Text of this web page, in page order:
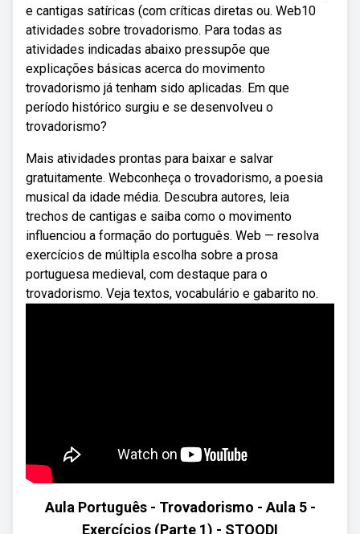
e cantigas satíricas (com críticas diretas ou. Web10
atividades sobre trovadorismo. Para todas as
atividades indicadas abaixo pressupõe que
explicações básicas acerca do movimento
trovadorismo já tenham sido aplicadas. Em que
período histórico surgiu e se desenvolveu o
trovadorismo?
Mais atividades prontas para baixar e salvar
gratuitamente. Webconheça o trovadorismo, a poesia
musical da idade média. Descubra autores, leia
trechos de cantigas e saiba como o movimento
influenciou a formação do português. Web — resolva
exercícios de múltipla escolha sobre a prosa
portuguesa medieval, com destaque para o
trovadorismo. Veja textos, vocabulário e gabarito no.
Aula Português - Trovadorismo - Aula 5 -
Exercícios (Parte 1) - STOODI